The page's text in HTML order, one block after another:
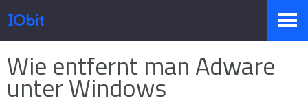
Produkte
Wie entfernt man Adware
unter Windows